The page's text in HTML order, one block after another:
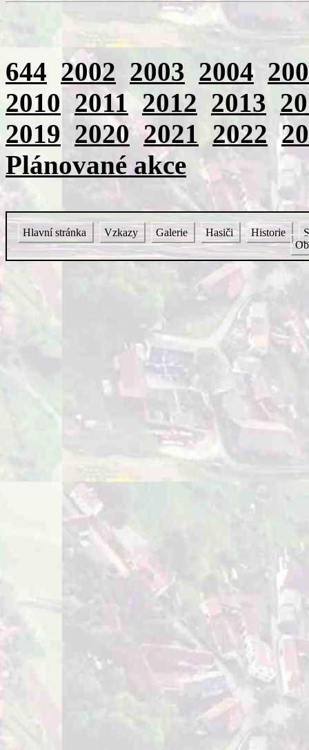
644 2002 2003 2004
2010 2011 2012 2013
2019 2020 2021 2022
Plánované akce
Hlavní stránka Vzkazy Galerie Hasiči Historie